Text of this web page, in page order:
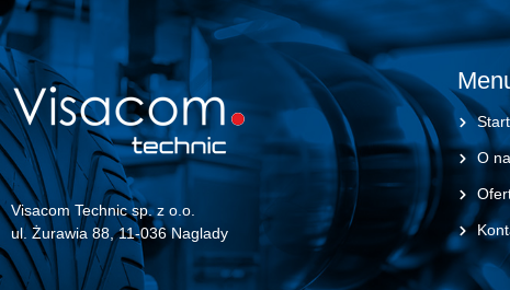
Visacom Technic sp. z o.o.
ul. Żurawia 88, 11-036 Naglady
Start
O